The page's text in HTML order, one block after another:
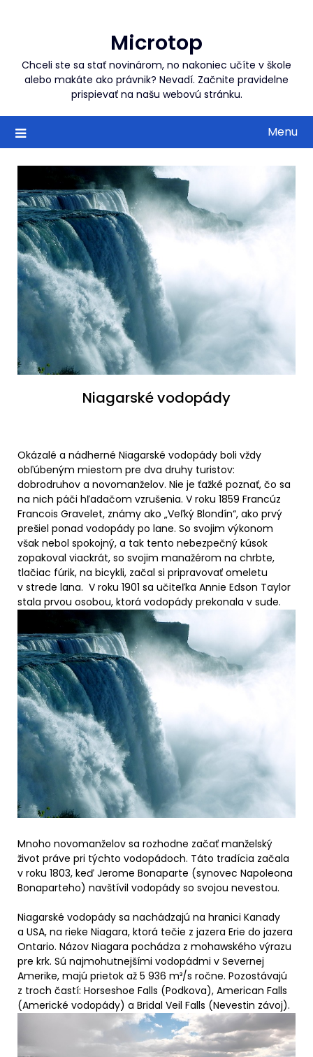
Microtop
Chceli ste sa stať novinárom, no nakoniec učíte v škole
alebo makáte ako právnik? Nevadí. Začnite pravidelne
prispievať na našu webovú stránku.
Menu
Niagarské vodopády
Okázalé a nádherné Niagarské vodopády boli vždy
obľúbeným miestom pre dva druhy turistov:
dobrodruhov a novomanželov. Nie je ťažké poznať, čo sa
na nich páči hľadačom vzrušenia. V roku 1859 Francúz
Francois Gravelet, známy ako „Veľký Blondín“, ako prvý
prešiel ponad vodopády po lane. So svojim výkonom
však nebol spokojný, a tak tento nebezpečný kúsok
zopakoval viackrát, so svojim manažérom na chrbte,
tlačiac fúrik, na bicykli, začal si pripravovať omeletu
v strede lana. V roku 1901 sa učiteľka Annie Edson Taylor
stala prvou osobou, ktorá vodopády prekonala v sude.
Mnoho novomanželov sa rozhodne začať manželský
život práve pri týchto vodopádoch. Táto tradícia začala
v roku 1803, keď Jerome Bonaparte (synovec Napoleona
Bonaparteho) navštívil vodopády so svojou nevestou.
Niagarské vodopády sa nachádzajú na hranici Kanady
a USA, na rieke Niagara, ktorá tečie z jazera Erie do jazera
Ontario. Názov Niagara pochádza z mohawského výrazu
pre krk. Sú najmohutnejšími vodopádmi v Severnej
Amerike, majú prietok až 5 936 m³/s ročne. Pozostávajú
z troch častí: Horseshoe Falls (Podkova), American Falls
(Americké vodopády) a Bridal Veil Falls (Nevestin závoj).